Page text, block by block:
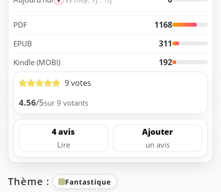
PDF 1168
EPUB 311
Kindle (MOBI)
192
9 votes
4.56/5sur 9 votants
4 avis
Lire
Ajouter
un avis
Thème : Fantastique